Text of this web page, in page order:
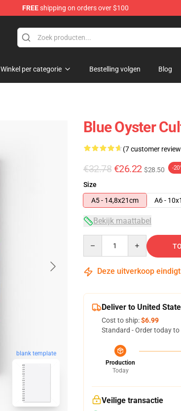
FREEshipping on orders over $100
Winkel per categorie Bestelling volgen Blog
blank template
Blue Oyster
(7 customer
€32.78 €26.22 $28.50 -
Size
A5 - 14,8x21cm
A6 -
Bekijk maattabel
Deze uitverkoop
Deliver to United
Cost to ship:$6.99
Standard - Order today to
Production
Today
Veilige transactie